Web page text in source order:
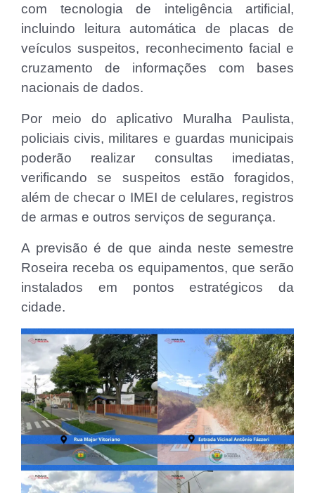
com tecnologia de inteligência artificial,
incluindo leitura automática de placas de
veículos suspeitos, reconhecimento facial e
cruzamento de informações com bases
nacionais de dados.
Por meio do aplicativo Muralha Paulista,
policiais civis, militares e guardas municipais
poderão realizar consultas imediatas,
verificando se suspeitos estão foragidos,
além de checar o IMEI de celulares, registros
de armas e outros serviços de segurança.
A previsão é de que ainda neste semestre
Roseira receba os equipamentos, que serão
instalados em pontos estratégicos da
cidade.